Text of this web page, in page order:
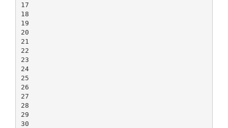
17
18
19
20
21
22
23
24
25
26
27
28
29
30